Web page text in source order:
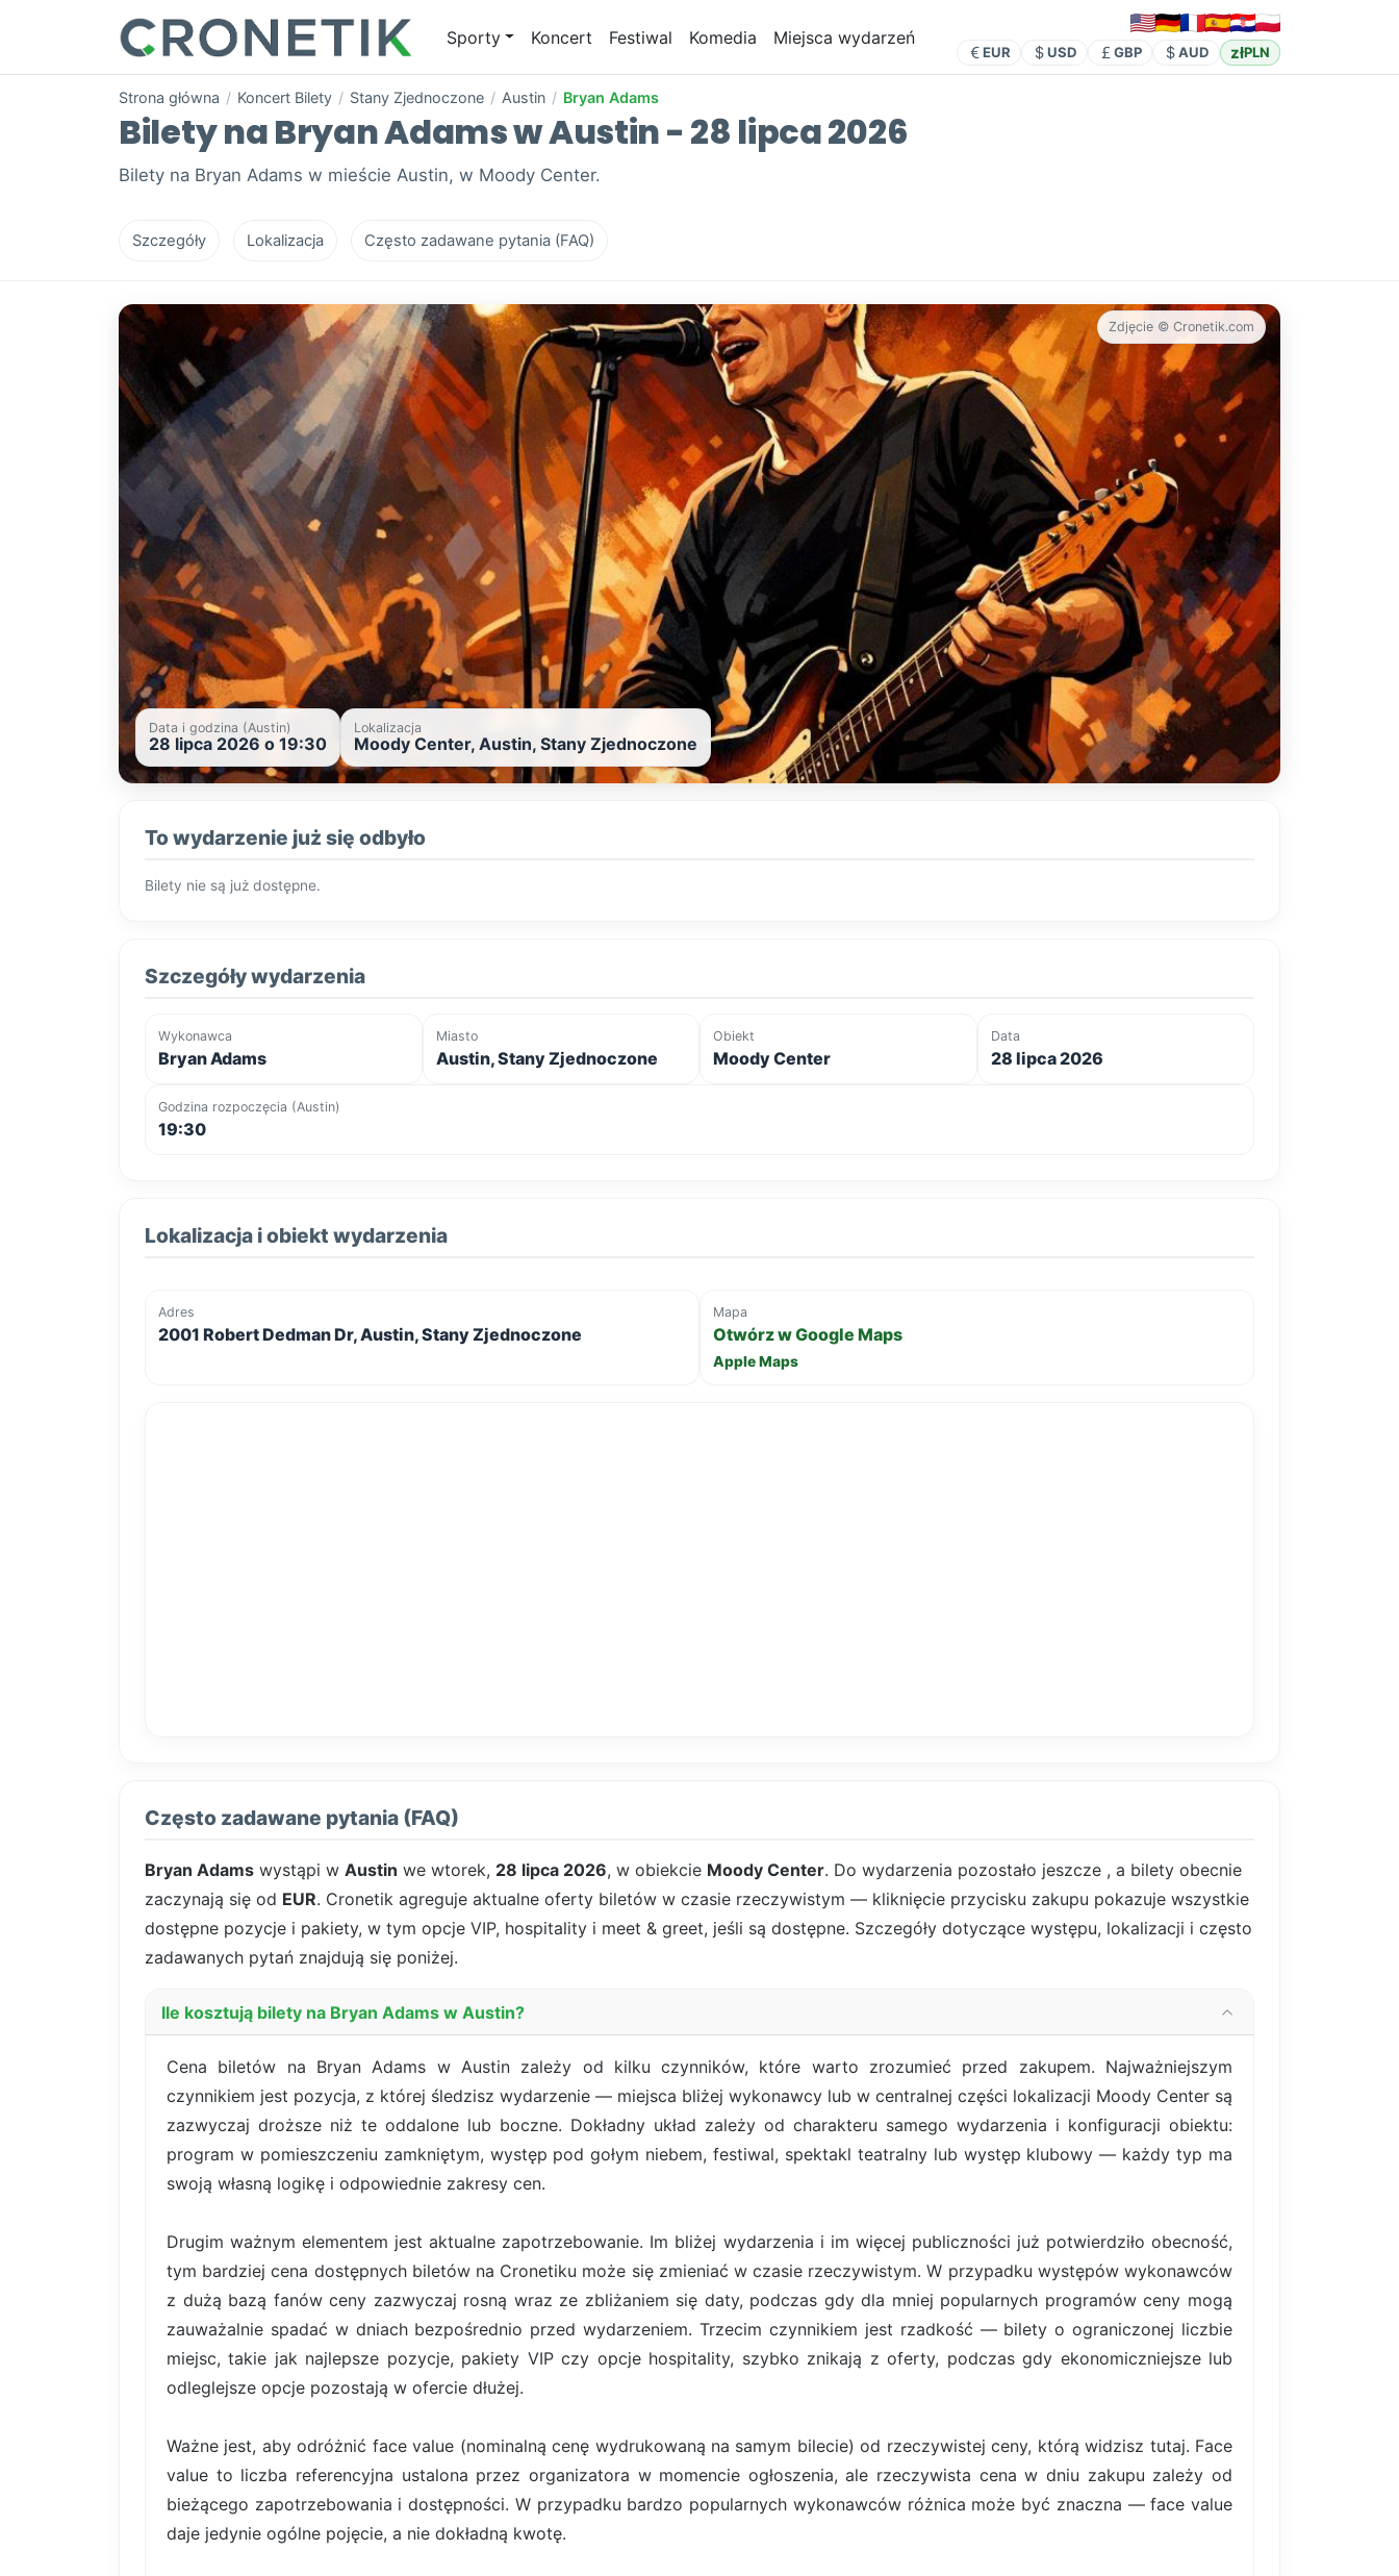
Sporty Koncert Festiwal Komedia Miejsca wydarzeń
EUR USD GBP AUD złPLN
Strona główna / Koncert Bilety / Stany Zjednoczone / Austin / Bryan Adams
Bilety na Bryan Adams w Austin - 28 lipca 2026
Bilety na Bryan Adams w mieście Austin, w Moody Center.
Szczegóły Lokalizacja Często zadawane pytania (FAQ)
Zdjęcie © Cronetik.com
Data i godzina (Austin)
28 lipca 2026 o 19:30
Lokalizacja
Moody Center, Austin, Stany Zjednoczone
To wydarzenie już się odbyło
Bilety nie są już dostępne.
Szczegóły wydarzenia
Wykonawca
Bryan Adams
Miasto
Austin, Stany Zjednoczone
Obiekt
Moody Center
Data
28 lipca 2026
Godzina rozpoczęcia (Austin)
19:30
Lokalizacja i obiekt wydarzenia
Adres
2001 Robert Dedman Dr, Austin, Stany Zjednoczone
Mapa
Otwórz w Google Maps
Apple Maps
Często zadawane pytania (FAQ)
Bryan Adams wystąpi w Austin we wtorek, 28 lipca 2026, w obiekcie Moody Center. Do wydarzenia pozostało jeszcze , a bilety obecnie
zaczynają się od EUR. Cronetik agreguje aktualne oferty biletów w czasie rzeczywistym — kliknięcie przycisku zakupu pokazuje wszystkie
dostępne pozycje i pakiety, w tym opcje VIP, hospitality i meet & greet, jeśli są dostępne. Szczegóły dotyczące występu, lokalizacji i często
zadawanych pytań znajdują się poniżej.
Ile kosztują bilety na Bryan Adams w Austin?
Cena biletów na Bryan Adams w Austin zależy od kilku czynników, które warto zrozumieć przed zakupem. Najważniejszym
czynnikiem jest pozycja, z której śledzisz wydarzenie — miejsca bliżej wykonawcy lub w centralnej części lokalizacji Moody Center są
zazwyczaj droższe niż te oddalone lub boczne. Dokładny układ zależy od charakteru samego wydarzenia i konfiguracji obiektu:
program w pomieszczeniu zamkniętym, występ pod gołym niebem, festiwal, spektakl teatralny lub występ klubowy — każdy typ ma
swoją własną logikę i odpowiednie zakresy cen.
Drugim ważnym elementem jest aktualne zapotrzebowanie. Im bliżej wydarzenia i im więcej publiczności już potwierdziło obecność,
tym bardziej cena dostępnych biletów na Cronetiku może się zmieniać w czasie rzeczywistym. W przypadku występów wykonawców
z dużą bazą fanów ceny zazwyczaj rosną wraz ze zbliżaniem się daty, podczas gdy dla mniej popularnych programów ceny mogą
zauważalnie spadać w dniach bezpośrednio przed wydarzeniem. Trzecim czynnikiem jest rzadkość — bilety o ograniczonej liczbie
miejsc, takie jak najlepsze pozycje, pakiety VIP czy opcje hospitality, szybko znikają z oferty, podczas gdy ekonomiczniejsze lub
odleglejsze opcje pozostają w ofercie dłużej.
Ważne jest, aby odróżnić face value (nominalną cenę wydrukowaną na samym bilecie) od rzeczywistej ceny, którą widzisz tutaj. Face
value to liczba referencyjna ustalona przez organizatora w momencie ogłoszenia, ale rzeczywista cena w dniu zakupu zależy od
bieżącego zapotrzebowania i dostępności. W przypadku bardzo popularnych wykonawców różnica może być znaczna — face value
daje jedynie ogólne pojęcie, a nie dokładną kwotę.